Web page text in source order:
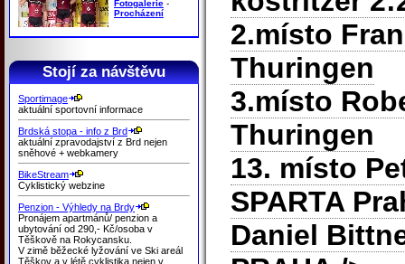
Fotogalerie -
Procházení
Stojí za návštěvu
Sportimage
aktuální sportovní informace
Brdská stopa - info z Brd
aktuální zpravodajství z Brd nejen
sněhové + webkamery
BikeStream
Cyklistický webzine
Penzion - Výhledy na Brdy
Pronájem apartmánů/ penzion a
ubytování od 290,- Kč/osoba v
Těškově na Rokycansku.
V zimě běžecké lyžování ve Ski areál
Těškov a v létě cyklistika nejen v
2.místo
Thuringen
3.místo
Thuringen
13. místo
SPARTA
Daniel